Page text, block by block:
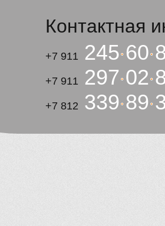
Контактная
+7 911 245 60
+7 911 297 02
+7 812 339 89